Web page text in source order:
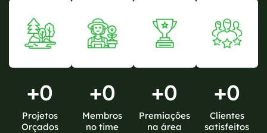
+0
Projetos
Orçados
+0
Membros
no time
+0
Premiações
na área
+0
Clientes
satisfeitos